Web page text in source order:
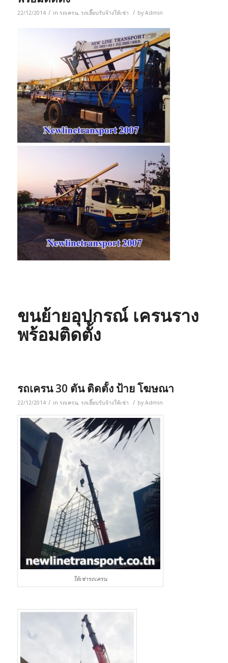
22/12/2014 / in รถเครน, รถเฮี๊ยบรับจ้างให้เช่า / by Admin
ขนย้ายอุปกรณ์ เครนราง
พร้อมติดตั้ง
รถเครน 30 ตัน ติดตั้ง ป้าย โฆษณา
22/12/2014 / in รถเครน, รถเฮี๊ยบรับจ้างให้เช่า / by Admin
ให้เช่ารถเครน